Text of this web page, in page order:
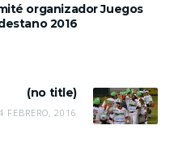
organizador Juegos
2016
(no title)
FEBRERO, 2016